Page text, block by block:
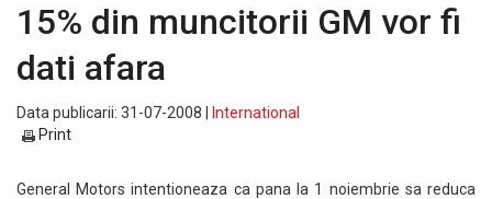
15% din muncitorii GM vor fi
dati afara
Data publicarii: 31-07-2008 |
International
Print
General Motors intentioneaza ca pana la 1 noiembrie sa reduca